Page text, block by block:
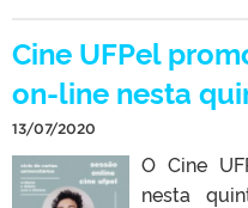
Cine UFPel
on-line nesta
13/07/2020
O Cine
nesta